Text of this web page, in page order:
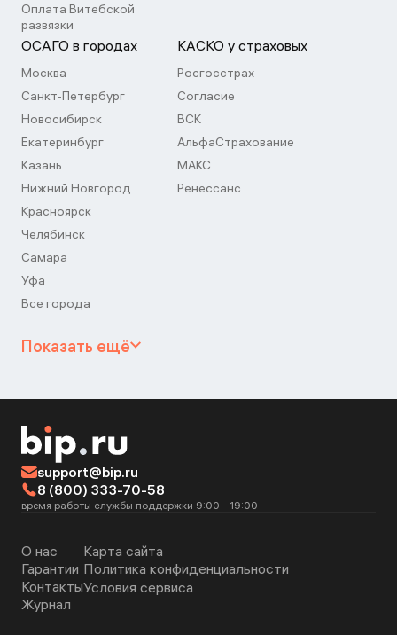
Оплата Витебской
развязки
ОСАГО в городах
Москва
Санкт-Петербург
Новосибирск
Екатеринбург
Казань
Нижний Новгород
Красноярск
Челябинск
Самара
Уфа
Все города
КАСКО у страховых
Росгосстрах
Согласие
ВСК
АльфаСтрахование
МАКС
Ренессанс
Показать ещё
support@bip.ru
8 (800) 333-70-58
время работы службы поддержки 9:00 - 19:00
О нас
Гарантии
Контакты
Журнал
Карта сайта
Политика конфиденциальности
Условия сервиса